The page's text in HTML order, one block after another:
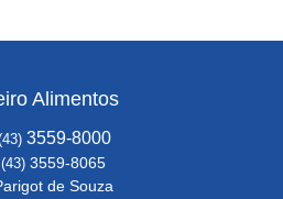
Alimentos
3559-8000
3559-8065
de Souza